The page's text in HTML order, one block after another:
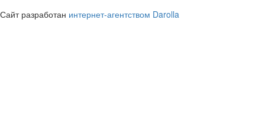
Сайт разработан интернет-агентством Darolla